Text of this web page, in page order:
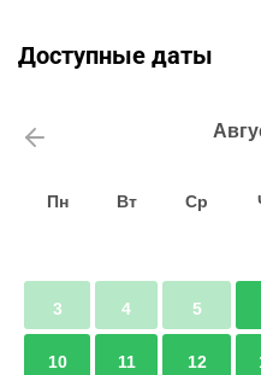
Доступные даты
Пн Вт Ср
3 4 5
10 11 12